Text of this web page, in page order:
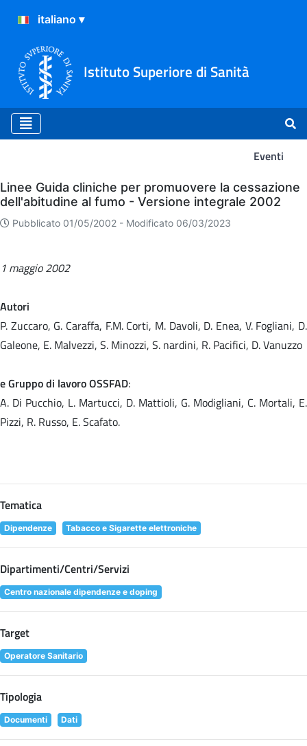
Istituto Superiore di Sanità
Eventi
Eventi
Linee Guida cliniche per promuovere la cessazione
dell'abitudine al fumo - Versione integrale 2002
Pubblicato 01/05/2002 - Modificato 06/03/2023
1 maggio 2002
Autori
P. Zuccaro, G. Caraffa, F.M. Corti, M. Davoli, D. Enea, V. Fogliani, D.
Galeone, E. Malvezzi, S. Minozzi, S. nardini, R. Pacifici, D. Vanuzzo
e Gruppo di lavoro OSSFAD:
A. Di Pucchio, L. Martucci, D. Mattioli, G. Modigliani, C. Mortali, E.
Pizzi, R. Russo, E. Scafato.
Tematica
Dipendenze Tabacco e Sigarette elettroniche
Dipartimenti/Centri/Servizi
Centro nazionale dipendenze e doping
Target
Operatore Sanitario
Tipologia
Documenti Dati